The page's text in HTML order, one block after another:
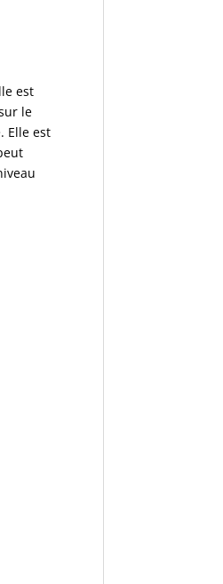
est
le
Elle est